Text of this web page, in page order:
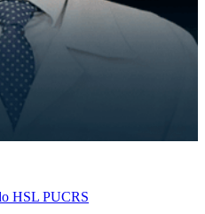
HSL PUCRS